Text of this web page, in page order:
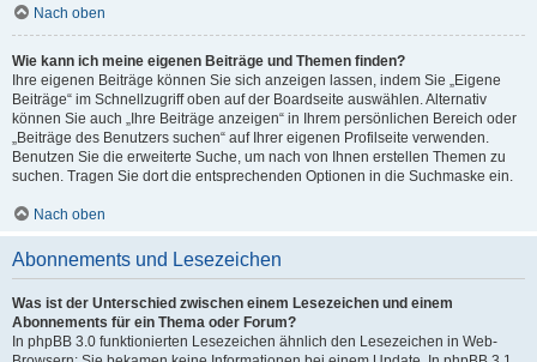
Nach oben
Wie kann ich meine eigenen Beiträge und Themen finden?
Ihre eigenen Beiträge können Sie sich anzeigen lassen, indem Sie „Eigene
Beiträge“ im Schnellzugriff oben auf der Boardseite auswählen. Alternativ
können Sie auch „Ihre Beiträge anzeigen“ in Ihrem persönlichen Bereich oder
„Beiträge des Benutzers suchen“ auf Ihrer eigenen Profilseite verwenden.
Benutzen Sie die erweiterte Suche, um nach von Ihnen erstellen Themen zu
suchen. Tragen Sie dort die entsprechenden Optionen in die Suchmaske ein.
Nach oben
Abonnements und Lesezeichen
Was ist der Unterschied zwischen einem Lesezeichen und einem
Abonnements für ein Thema oder Forum?
In phpBB 3.0 funktionierten Lesezeichen ähnlich den Lesezeichen in Web-